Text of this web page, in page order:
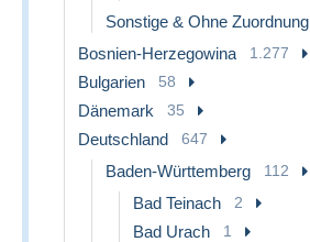
Sonstige & Ohne Zuordnung
Bosnien-Herzegowina 1.277
Bulgarien 58
Dänemark 35
Deutschland 647
Baden-Württemberg 112
Bad Teinach 2
Bad Urach 1